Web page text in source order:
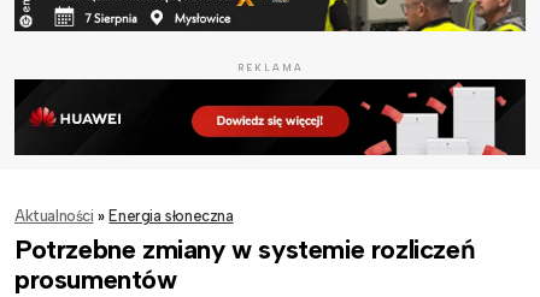
REKLAMA
Aktualności » Energia słoneczna
Potrzebne zmiany w systemie rozliczeń
prosumentów